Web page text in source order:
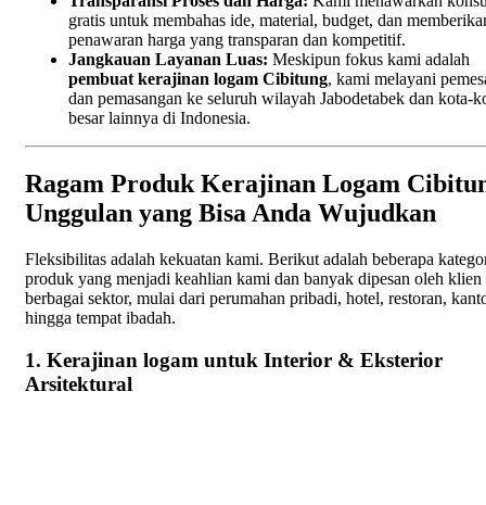
gratis untuk membahas ide, material, budget, dan
penawaran harga yang transparan dan kompetitif.
Jangkauan Layanan Luas: Meskipun fokus kami adalah
pembuat kerajinan logam Cibitung, kami melayani
dan pemasangan ke seluruh wilayah Jabodetabek dan kota-
besar lainnya di Indonesia.
Ragam Produk Kerajinan Logam
Unggulan yang Bisa Anda Wujudkan
Fleksibilitas adalah kekuatan kami. Berikut adalah beberapa
produk yang menjadi keahlian kami dan banyak dipesan oleh klien
berbagai sektor, mulai dari perumahan pribadi, hotel, restoran,
hingga tempat ibadah.
1. Kerajinan logam untuk Interior & Eksterior
Arsitektural